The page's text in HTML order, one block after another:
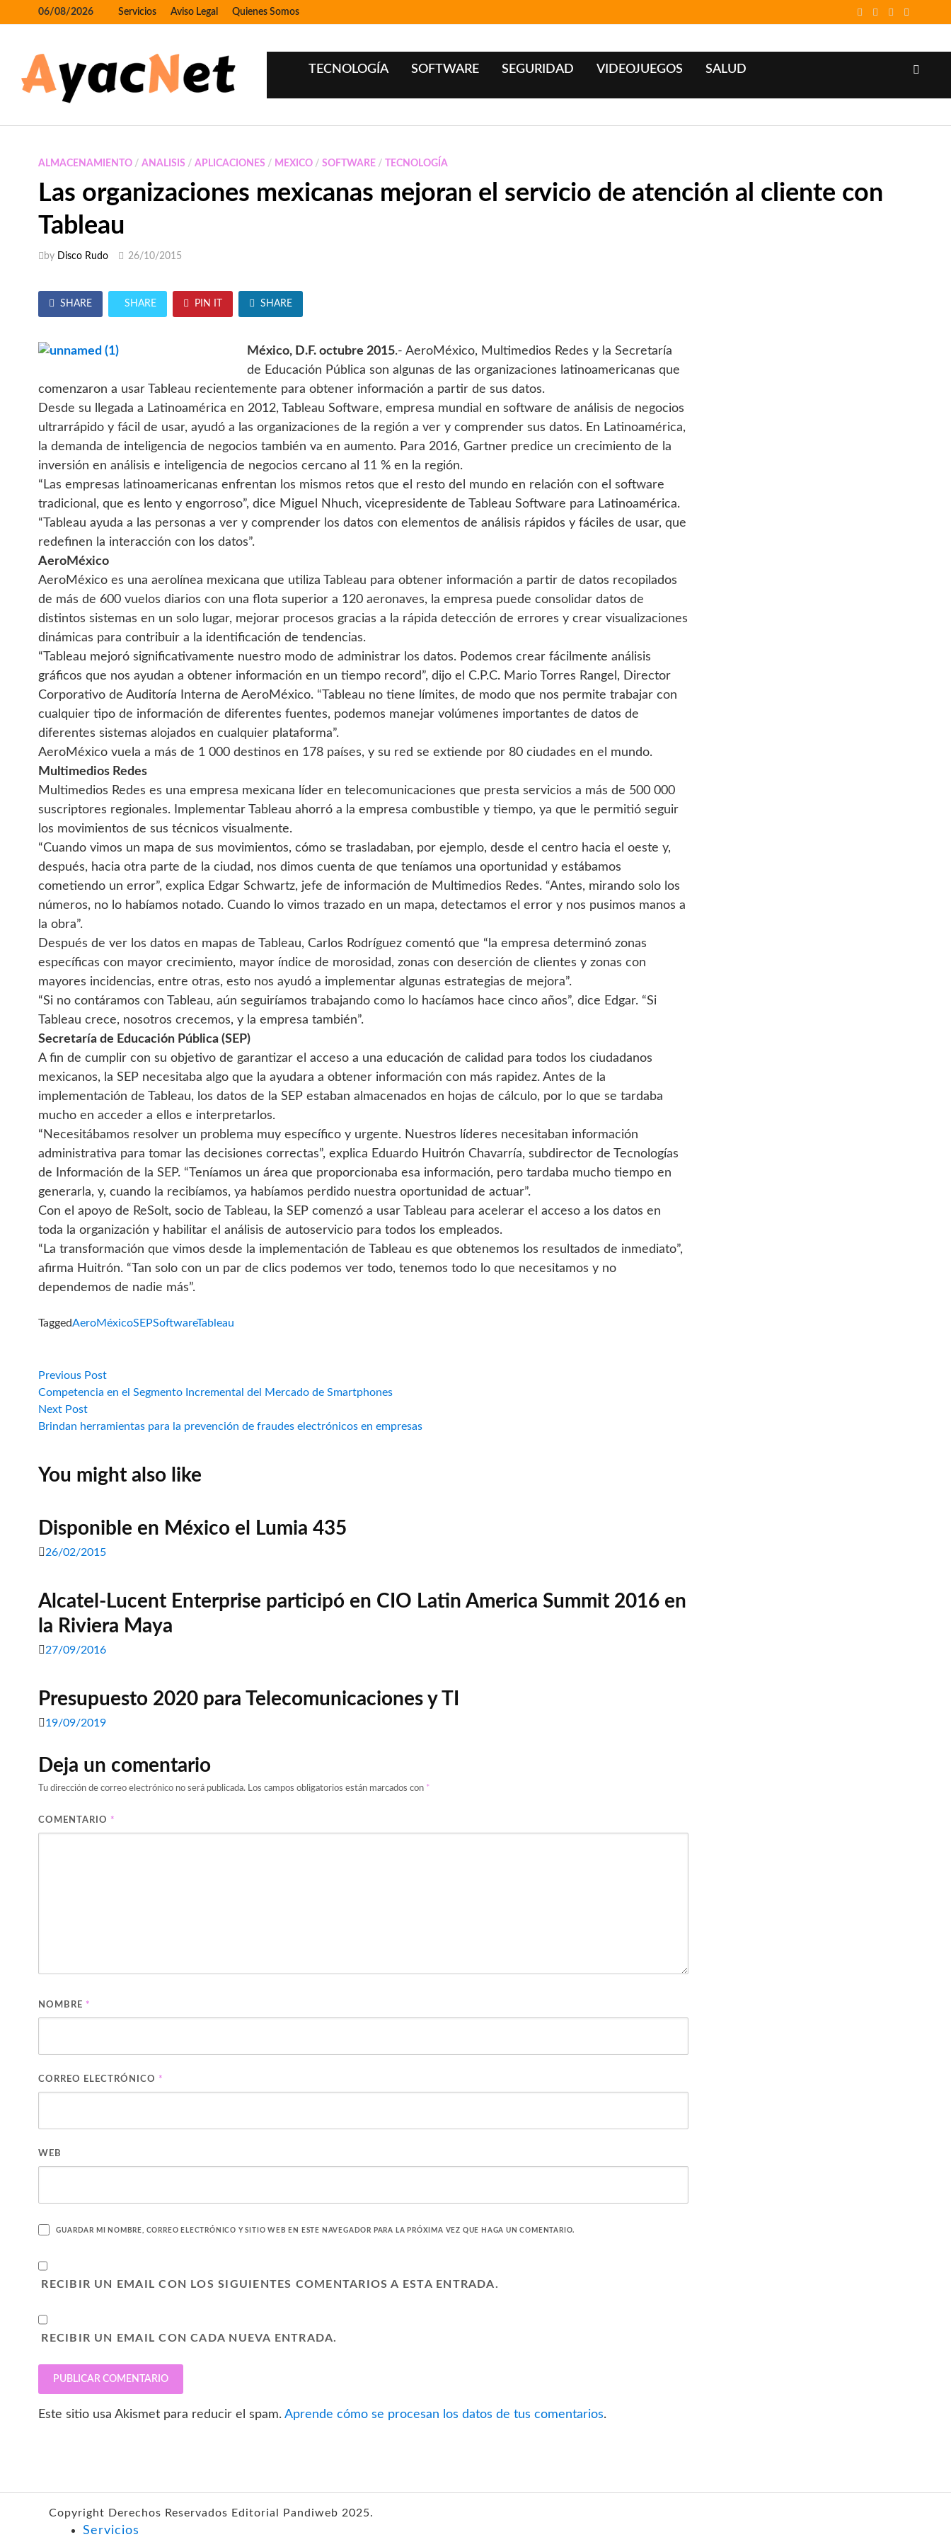
to
06/08/2026 Servicios Aviso Legal Quienes Somos
TECNOLOGÍA SOFTWARE SEGURIDAD VIDEOJUEGOS SALUD
ALMACENAMIENTO /ANALISIS /APLICACIONES / MEXICO /SOFTWARE / TECNOLOGÍA
Las organizaciones mexicanas mejoran el servicio de atención al cliente con
Tableau
by Disco Rudo 26/10/2015
SHARE SHARE PIN IT SHARE
México, D.F. octubre 2015.- AeroMéxico, Multimedios Redes y la Secretaría
de Educación Pública son algunas de las organizaciones latinoamericanas que
comenzaron a usar Tableau recientemente para obtener información a partir de sus datos.
Desde su llegada a Latinoamérica en 2012, Tableau Software, empresa mundial en software de análisis de negocios
ultrarrápido y fácil de usar, ayudó a las organizaciones de la región a ver y comprender sus datos. En Latinoamérica,
la demanda de inteligencia de negocios también va en aumento. Para 2016, Gartner predice un crecimiento de la
inversión en análisis e inteligencia de negocios cercano al 11 % en la región.
“Las empresas latinoamericanas enfrentan los mismos retos que el resto del mundo en relación con el software
tradicional, que es lento y engorroso”, dice Miguel Nhuch, vicepresidente de Tableau Software para Latinoamérica.
“Tableau ayuda a las personas a ver y comprender los datos con elementos de análisis rápidos y fáciles de usar, que
redefinen la interacción con los datos”.
AeroMéxico
AeroMéxico es una aerolínea mexicana que utiliza Tableau para obtener información a partir de datos recopilados
de más de 600 vuelos diarios con una flota superior a 120 aeronaves, la empresa puede consolidar datos de
distintos sistemas en un solo lugar, mejorar procesos gracias a la rápida detección de errores y crear visualizaciones
dinámicas para contribuir a la identificación de tendencias.
“Tableau mejoró significativamente nuestro modo de administrar los datos. Podemos crear fácilmente análisis
gráficos que nos ayudan a obtener información en un tiempo record”, dijo el C.P.C. Mario Torres Rangel, Director
Corporativo de Auditoría Interna de AeroMéxico. “Tableau no tiene límites, de modo que nos permite trabajar con
cualquier tipo de información de diferentes fuentes, podemos manejar volúmenes importantes de datos de
diferentes sistemas alojados en cualquier plataforma”.
AeroMéxico vuela a más de 1 000 destinos en 178 países, y su red se extiende por 80 ciudades en el mundo.
Multimedios Redes
Multimedios Redes es una empresa mexicana líder en telecomunicaciones que presta servicios a más de 500 000
suscriptores regionales. Implementar Tableau ahorró a la empresa combustible y tiempo, ya que le permitió seguir
los movimientos de sus técnicos visualmente.
“Cuando vimos un mapa de sus movimientos, cómo se trasladaban, por ejemplo, desde el centro hacia el oeste y,
después, hacia otra parte de la ciudad, nos dimos cuenta de que teníamos una oportunidad y estábamos
cometiendo un error”, explica Edgar Schwartz, jefe de información de Multimedios Redes. “Antes, mirando solo los
números, no lo habíamos notado. Cuando lo vimos trazado en un mapa, detectamos el error y nos pusimos manos a
la obra”.
Después de ver los datos en mapas de Tableau, Carlos Rodríguez comentó que “la empresa determinó zonas
específicas con mayor crecimiento, mayor índice de morosidad, zonas con deserción de clientes y zonas con
mayores incidencias, entre otras, esto nos ayudó a implementar algunas estrategias de mejora”.
“Si no contáramos con Tableau, aún seguiríamos trabajando como lo hacíamos hace cinco años”, dice Edgar. “Si
Tableau crece, nosotros crecemos, y la empresa también”.
Secretaría de Educación Pública (SEP)
A fin de cumplir con su objetivo de garantizar el acceso a una educación de calidad para todos los ciudadanos
mexicanos, la SEP necesitaba algo que la ayudara a obtener información con más rapidez. Antes de la
implementación de Tableau, los datos de la SEP estaban almacenados en hojas de cálculo, por lo que se tardaba
mucho en acceder a ellos e interpretarlos.
“Necesitábamos resolver un problema muy específico y urgente. Nuestros líderes necesitaban información
administrativa para tomar las decisiones correctas”, explica Eduardo Huitrón Chavarría, subdirector de Tecnologías
de Información de la SEP. “Teníamos un área que proporcionaba esa información, pero tardaba mucho tiempo en
generarla, y, cuando la recibíamos, ya habíamos perdido nuestra oportunidad de actuar”.
Con el apoyo de ReSolt, socio de Tableau, la SEP comenzó a usar Tableau para acelerar el acceso a los datos en
toda la organización y habilitar el análisis de autoservicio para todos los empleados.
“La transformación que vimos desde la implementación de Tableau es que obtenemos los resultados de inmediato”,
afirma Huitrón. “Tan solo con un par de clics podemos ver todo, tenemos todo lo que necesitamos y no
dependemos de nadie más”.
TaggedAeroMéxicoSEPSoftwareTableau
Navegación
de
Previous PostPrevious
post:
Competencia en el Segmento Incremental del Mercado de Smartphones
Next PostNext
post:
Brindan herramientas para la prevención de fraudes electrónicos en empresas
You might also like
Disponible en México el Lumia 435
26/02/2015
Alcatel-Lucent Enterprise participó en CIO Latin America Summit 2016 en
la Riviera Maya
27/09/2016
Presupuesto 2020 para Telecomunicaciones y TI
19/09/2019
Deja un comentario
Tu dirección de correo electrónico no será publicada. Los campos obligatorios están marcados con *
COMENTARIO *
NOMBRE *
CORREO ELECTRÓNICO *
WEB
GUARDAR MI NOMBRE, CORREO ELECTRÓNICO Y SITIO WEB EN ESTE NAVEGADOR PARA LA PRÓXIMA VEZ QUE HAGA UN COMENTARIO.
RECIBIR UN EMAIL CON LOS SIGUIENTES COMENTARIOS A ESTA ENTRADA.
RECIBIR UN EMAIL CON CADA NUEVA ENTRADA.
Este sitio usa Akismet para reducir el spam.Aprende cómo se procesan los datos de tus comentarios.
Copyright Derechos Reservados Editorial Pandiweb 2025.
Servicios